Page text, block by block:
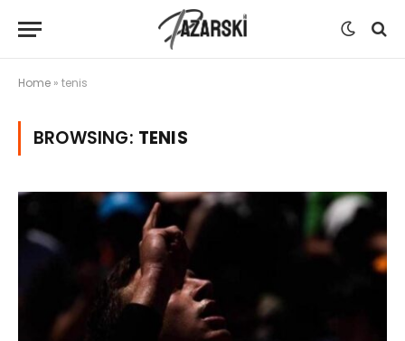
Home » tenis
BROWSING: TENIS